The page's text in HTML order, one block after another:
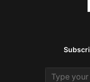
Email